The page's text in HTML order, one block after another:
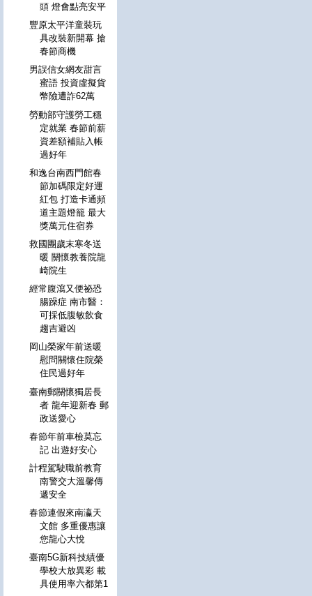
頭 燈會點亮安平
豐原太平洋童裝玩
具改裝新開幕 搶
春節商機
男誤信女網友甜言
蜜語 投資虛擬貨
幣險遭詐62萬
勞動部守護勞工穩
定就業 春節前薪
資差額補貼入帳
過好年
和逸台南西門館春
節加碼限定好運
紅包 打造卡通頻
道主題燈籠 最大
獎萬元住宿券
救國團歲末寒冬送
暖 關懷教養院龍
崎院生
經常腹瀉又便祕恐
腸躁症 南市醫：
可採低腹敏飲食
趨吉避凶
岡山榮家年前送暖
慰問關懷住院榮
住民過好年
臺南郵關懷獨居長
者 龍年迎新春 郵
政送愛心
春節年前車檢莫忘
記 出遊好安心
計程駕駛職前教育
南警交大溫馨傳
遞安全
春節連假來南瀛天
文館 多重優惠讓
您龍心大悅
臺南5G新科技績優
學校大放異彩 載
具使用率六都第1